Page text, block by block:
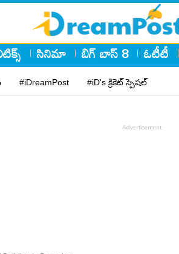
సినిమా బిగ్ బాస్ 8 ఓటీటీ
#iDreamPost #iD's క్రికెట్ స్పెషల్